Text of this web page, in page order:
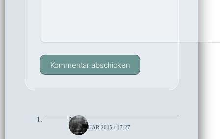
Kommentar abschicken
Netty
3. FEBRUAR 2015 / 17:27